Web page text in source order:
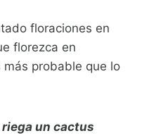
floraciones en
florezca en
probable que lo
riega un cactus